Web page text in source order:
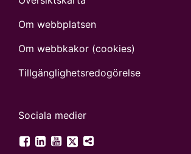
Om webbplatsen
Om webbkakor (cookies)
Tillgänglighets­redogörelse
Sociala medier
SGU på Facebook
SGU på LinkedIn
SGU på YouTube
SGU på Twitter
Fler digitala kanaler